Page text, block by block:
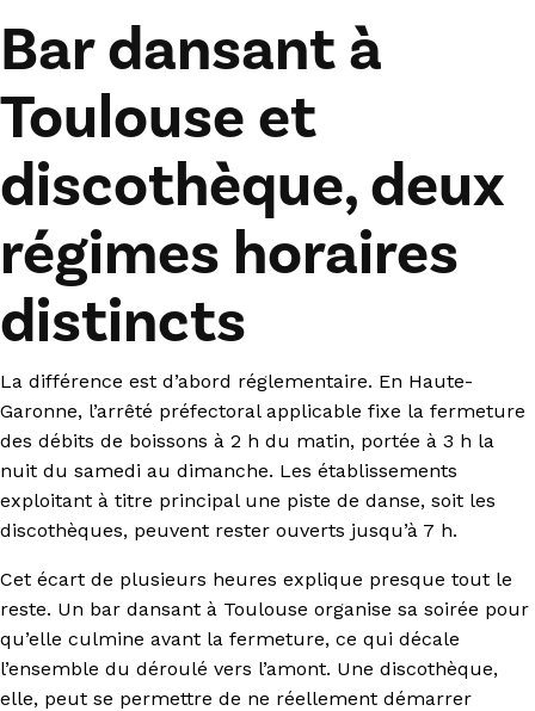
Bar dansant à
Toulouse et
discothèque, deux
régimes horaires
distincts
La différence est d’abord réglementaire. En Haute-
Garonne, l’arrêté préfectoral applicable fixe la fermeture
des débits de boissons à 2 h du matin, portée à 3 h la
nuit du samedi au dimanche. Les établissements
exploitant à titre principal une piste de danse, soit les
discothèques, peuvent rester ouverts jusqu’à 7 h.
Cet écart de plusieurs heures explique presque tout le
reste. Un bar dansant à Toulouse organise sa soirée pour
qu’elle culmine avant la fermeture, ce qui décale
l’ensemble du déroulé vers l’amont. Une discothèque,
elle, peut se permettre de ne réellement démarrer